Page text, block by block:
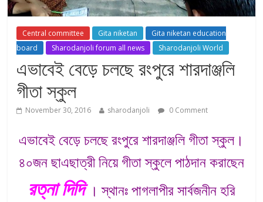
Central committee Gita niketan
Gita niketan education
board
Sharodanjoli forum all news Sharodanjoli World
এভাবেই বেড়ে চলছে রংপুরে শারদাঞ্জলি
গীতা স্কুল
November 30, 2016 sharodanjoli 0 Comment
এভাবেই বেড়ে চলছে রংপুরে শারদাঞ্জলি গীতা স্কুল।
৪০জন ছাএছাত্রী নিয়ে গীতা স্কুলে পাঠদান করাছেন
রত্না দিদি । স্থানঃ পাগলাপীর সার্বজনীন হরি